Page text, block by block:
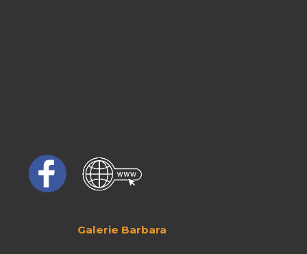
Galerie Barbara